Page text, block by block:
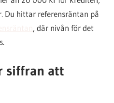
Du hittar referensräntan på
, där nivån för det
siffran att